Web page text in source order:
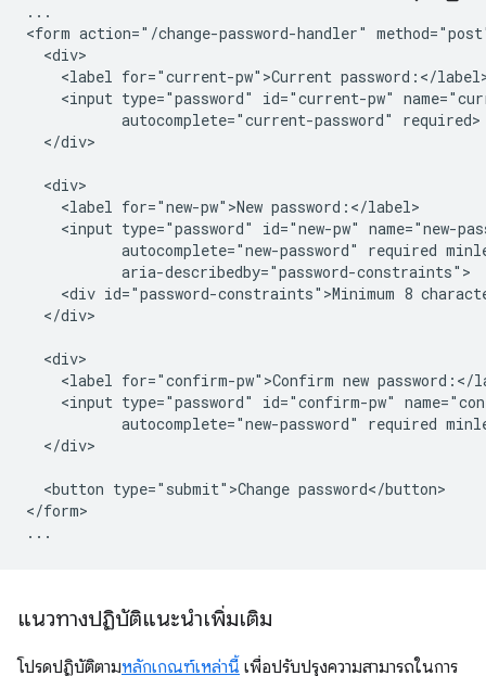
...
<form action="/change-password-handler"
  <div>
<label for="current-pw">Current password:</
<input type="password" id="current-pw"
           autocomplete="current-password" required>
  </div>
  <div>
    <label for="new-pw">New password:</label>
<input type="password" id="new-pw" name="new-
autocomplete="new-password" required
           aria-describedby="password-constraints">
<div id="password-constraints">Minimum 8
  </div>
  <div>
<label for="confirm-pw">Confirm new password:</
<input type="password" id="confirm-pw"
autocomplete="new-password" required
  </div>
  <button type="submit">Change password</button>
</form>
แนวทางปฏิบัติแนะนำเพิ่มเติม
โปรดปฏิบัติตามหลักเกณฑ์เหล่านี้ เพื่อปรับปรุงความสามารถในการ